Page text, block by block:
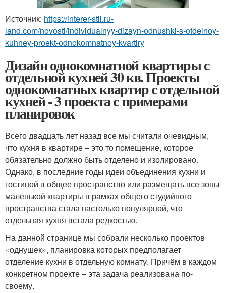
Источник: https://interer-stil.ru-
land.com/novosti/individualnyy-dizayn-odnushki-s-otdelnoy-
kuhney-proekt-odnokomnatnoy-kvartiry
Дизайн однокомнатной квартиры с
отдельной кухней 30 кв. Проекты
однокомнатных квартир с отдельной
кухней - 3 проекта с примерами
планировок
Всего двадцать лет назад все мы считали очевидным,
что кухня в квартире – это то помещение, которое
обязательно должно быть отделено и изолировано.
Однако, в последние годы идеи объединения кухни и
гостиной в общее пространство или размещать все зоны
маленькой квартиры в рамках общего студийного
пространства стала настолько популярной, что
отдельная кухня встала редкостью.
На данной странице мы собрали несколько проектов
«однушек», планировка которых предполагает
отделение кухни в отдельную комнату. Причём в каждом
конкретном проекте – эта задача реализована по-
своему.